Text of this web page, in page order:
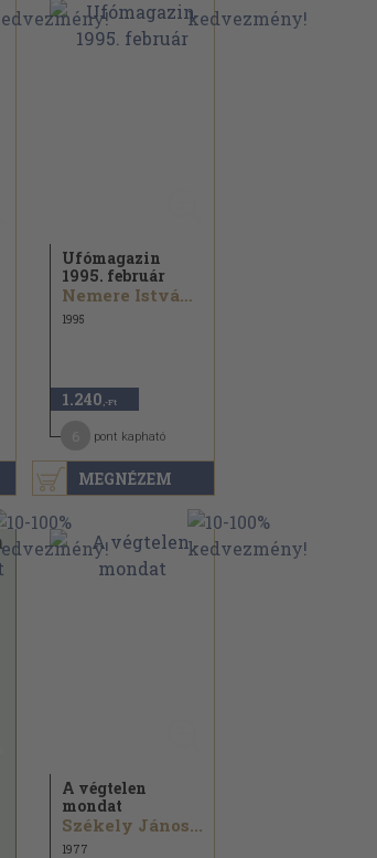
MEGNÉZEM
Ufómagazin
1995. február
Nemere István...
1995
1.240 ,-Ft
pont kapható
A végtelen
mondat
Székely János...
1977